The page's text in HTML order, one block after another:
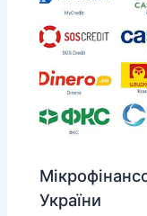
України